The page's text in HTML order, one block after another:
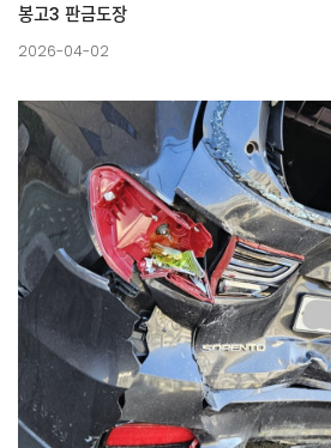
봉고3 판금도장
2026-04-02